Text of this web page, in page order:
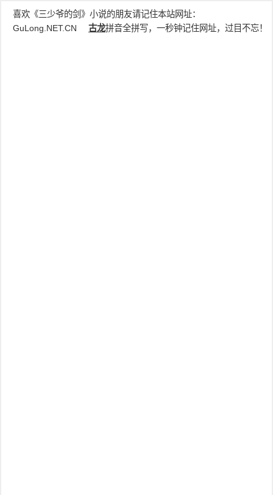
喜欢《三少爷的剑》小说的朋友请记住本站网址：
GuLong.NET.CN
古龙拼音全拼写，一秒钟记住网址，过目不忘！